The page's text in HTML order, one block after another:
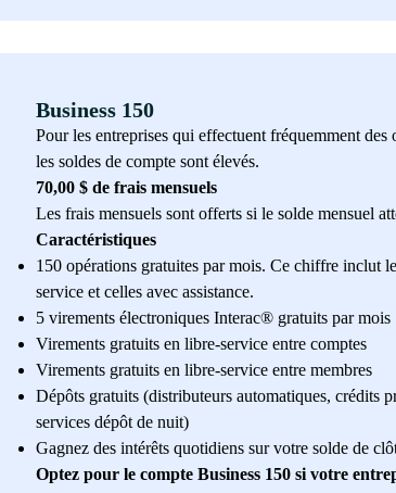
Business 150
Pour les entreprises qui effectuent fréquemment des
les soldes de compte sont élevés.
70,00 $ de frais mensuels
Les frais mensuels sont offerts si le solde mensuel
Caractéristiques
150 opérations gratuites par mois. Ce chiffre inclut
service et celles avec assistance.
5 virements électroniques Interac® gratuits par mois
Virements gratuits en libre-service entre comptes
Virements gratuits en libre-service entre membres
Dépôts gratuits (distributeurs automatiques, crédits
services dépôt de nuit)
Gagnez des intérêts quotidiens sur votre solde de
Optez pour le compte Business 150 si votre